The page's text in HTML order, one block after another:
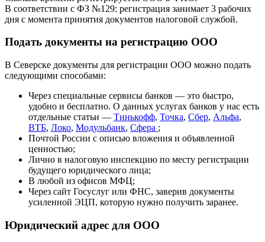
В соответствии с ФЗ №129: регистрация занимает 3 рабочих
дня с момента принятия документов налоговой службой.
Подать документы на регистрацию ООО
В Северске документы для регистрации ООО можно подать
следующими способами:
Через специальные сервисы банков — это быстро,
удобно и бесплатно. О данных услугах банков у нас есть
отдельные статьи — Тинькофф, Точка, Сбер, Альфа,
ВТБ, Локо, Модульбанк, Сфера ;
Почтой России с описью вложения и объявленной
ценностью;
Лично в налоговую инспекцию по месту регистрации
будущего юридического лица;
В любой из офисов МФЦ;
Через сайт Госуслуг или ФНС, заверив документы
усиленной ЭЦП, которую нужно получить заранее.
Юридический адрес для ООО